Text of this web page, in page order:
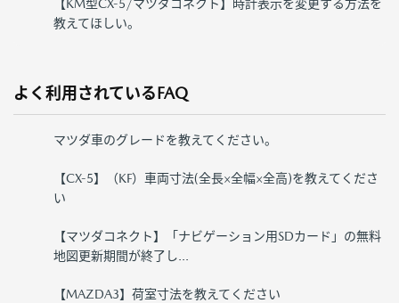
【KM型CX-5/マツダコネクト】時計表示を変更する方法を
教えてほしい。
よく利用されているFAQ
マツダ車のグレードを教えてください。
【CX-5】（KF）車両寸法(全長×全幅×全高)を教えてくださ
い
【マツダコネクト】「ナビゲーション用SDカード」の無料
地図更新期間が終了し...
【MAZDA3】荷室寸法を教えてください